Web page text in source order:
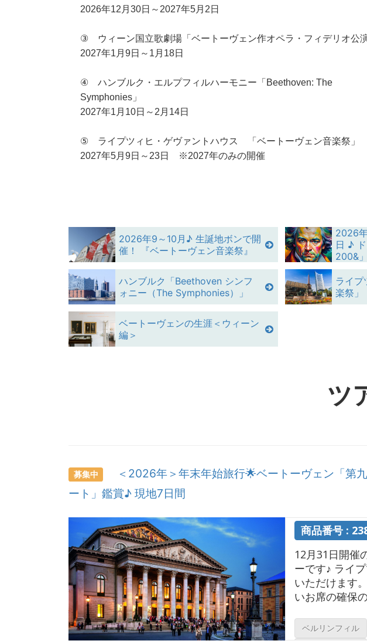
2026年12月30日～2027年5月2日
③ ウィーン国立歌劇場「ベートーヴェン作オペラ・フィデリオ公演
2027年1月9日～1月18日
④ ハンブルク・エルプフィルハーモニー「Beethoven: The
Symphonies」
2027年1月10日～2月14日
⑤ ライプツィヒ・ゲヴァントハウス 「ベートーヴェン音楽祭」
2027年5月9日～23日
※2027年のみの開催
2026年9～10月♪ 生誕地ボンで開
催！ 『ベートーヴェン音楽祭』
2026
日 ♪
200&」
ハンブルク「Beethoven シンフ
ォニー（The Symphonies）」
ライプ
楽祭」
ベートーヴェンの生涯＜ウィーン
編＞
ツ
募集中
＜2026年＞年末年始旅行🌟ベートーヴェン「第
ート」鑑賞♪ 現地7日間
商品番号 :
12月31日開催
ーです♪ ライ
いただけます
いお席の確保
ベルリンフィル